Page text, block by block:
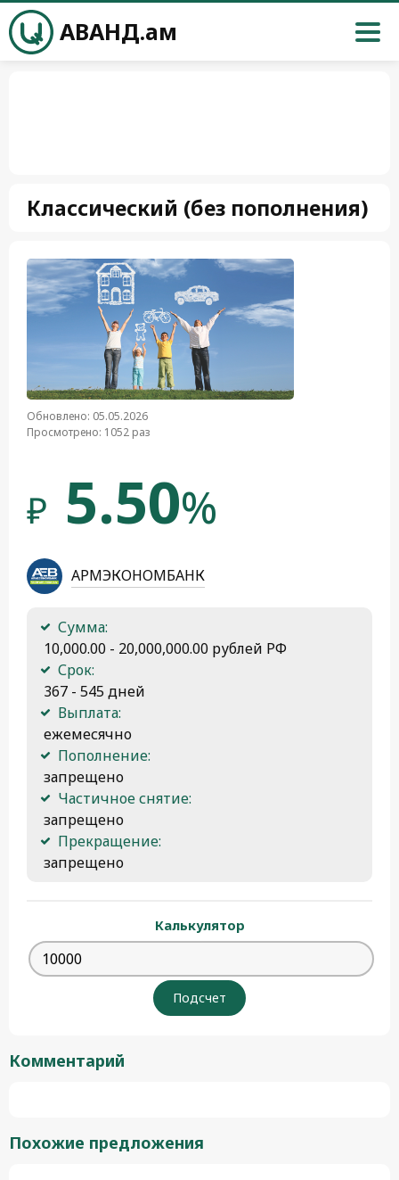
АВАНД.ам
Классический (без пополнения)
Обновлено: 05.05.2026
Просмотрено: 1052 раз
₽ 5.50%
АРМЭКОНОМБАНК
Сумма:
10,000.00 - 20,000,000.00 рублей РФ
Срок:
367 - 545 дней
Выплата:
ежемесячно
Пополнение:
запрещено
Частичное снятие:
запрещено
Прекращение:
запрещено
Калькулятор
Комментарий
Похожие предложения